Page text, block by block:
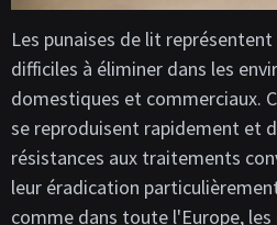
Les punaises de lit
difficiles à éliminer dans les
domestiques et commerciaux.
se reproduisent rapidement et
résistances aux traitements
leur éradication
comme dans toute l'Europe,